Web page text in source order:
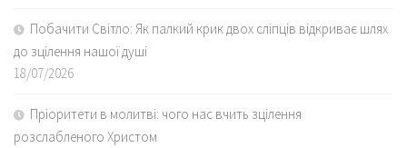
Побачити Світло: Як палкий крик двох сліпців відкриває шлях
до зцілення нашої душі
18/07/2026
Пріоритети в молитві: чого нас вчить зцілення
розслабленого Христом